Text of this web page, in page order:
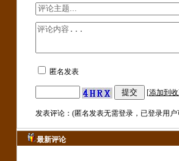
匿名发表
[添加到
发表评论：(匿名发表无需登录，已登录用
最新评论